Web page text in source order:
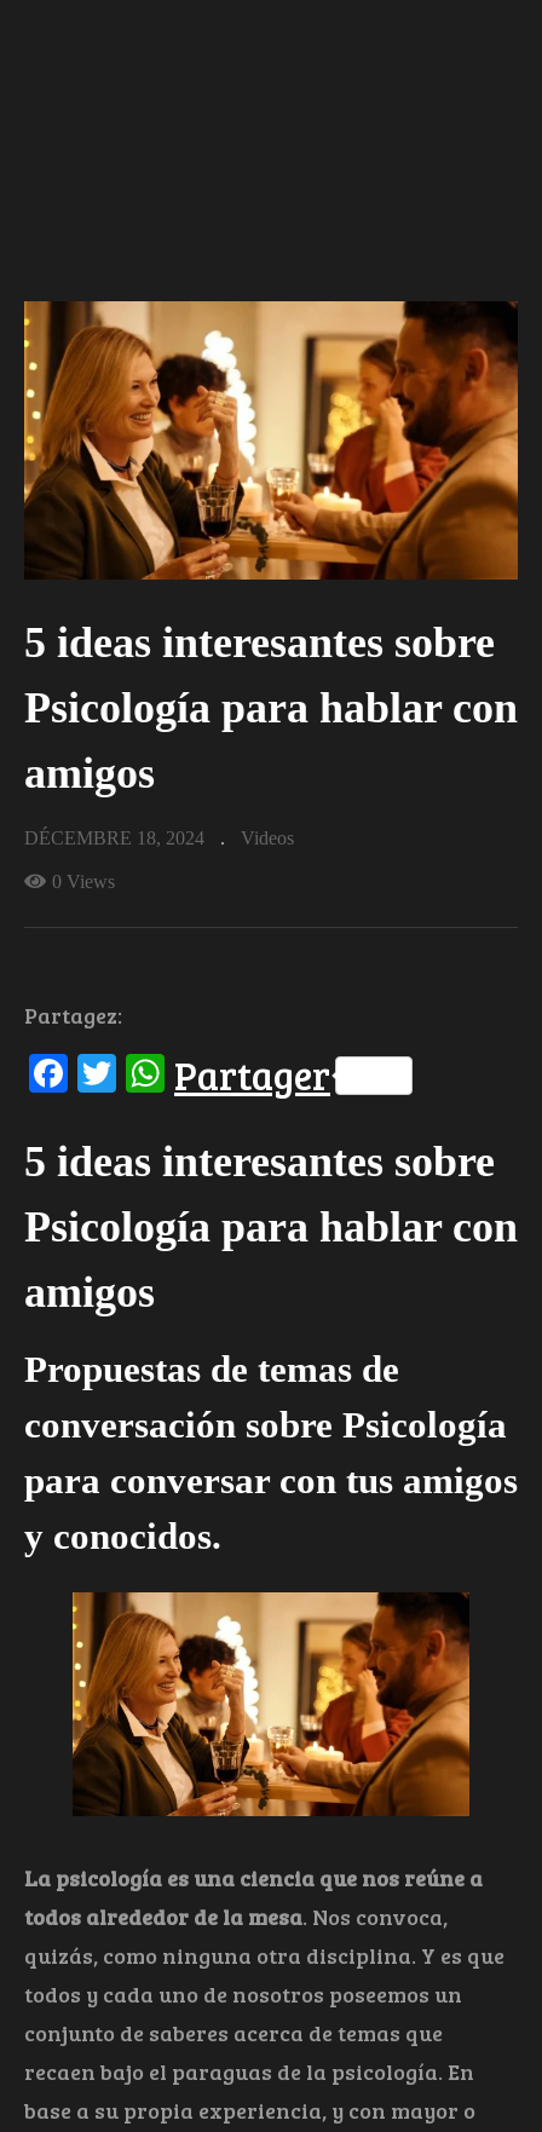
5 ideas interesantes sobre
Psicología para hablar con
amigos
DÉCEMBRE 18, 2024 Videos
0 Views
Partagez:
Facebook
Twitter
WhatsApp
Partager
5 ideas interesantes sobre
Psicología para hablar con
amigos
Propuestas de temas de
conversación sobre Psicología
para conversar con tus amigos
y conocidos.
La psicología es una ciencia que nos reúne a
todos alrededor de la mesa. Nos convoca,
quizás, como ninguna otra disciplina. Y es que
todos y cada uno de nosotros poseemos un
conjunto de saberes acerca de temas que
recaen bajo el paraguas de la psicología. En
base a su propia experiencia, y con mayor o